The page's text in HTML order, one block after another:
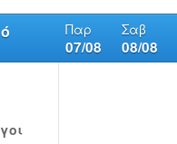
Παρ
07/08
Σαβ
08/08